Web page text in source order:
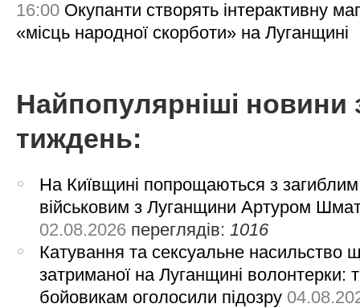
16:00 Окупанти створять інтерактивну
«місць народної скорботи» на Луганщині
Найпопулярніші новини
тиждень:
На Київщині попрощаються з загиблим
військовим з Луганщини Артуром
02.08.2026 переглядів: 1016
Катування та сексуальне насильство
затриманої на Луганщині волонтерки:
бойовикам оголосили підозру